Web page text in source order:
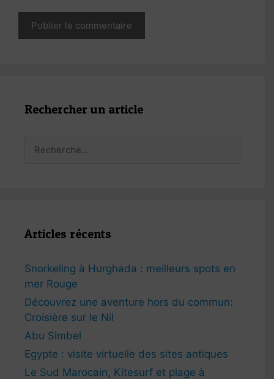
Rechercher un article
Rechercher :
Articles récents
Snorkeling à Hurghada : meilleurs spots en
mer Rouge
Découvrez une aventure hors du commun:
Croisière sur le Nil
Abu Simbel
Egypte : visite virtuelle des sites antiques
Le Sud Marocain, Kitesurf et plage à